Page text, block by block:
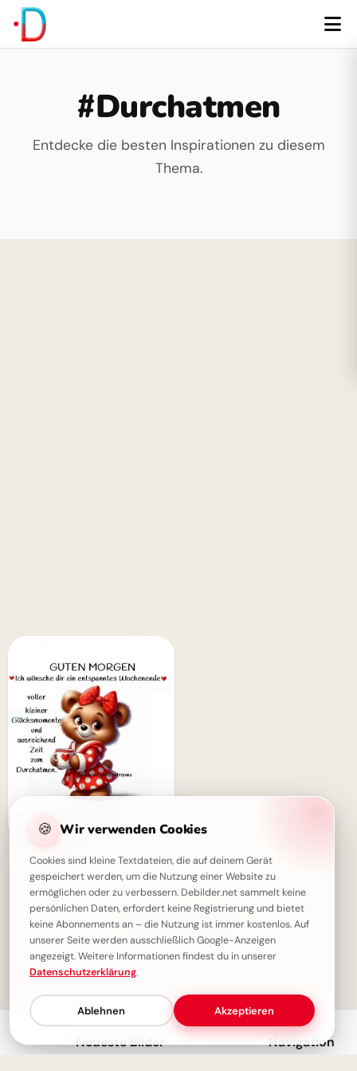
#Durchatmen
Entdecke die besten Inspirationen zu diesem
Thema.
Herzensgruß für kleine
✓ Du hast alles gesehen!
🍪 Wir verwenden Cookies
Cookies sind kleine Textdateien, die auf deinem Gerät
gespeichert werden, um die Nutzung einer Website zu
ermöglichen oder zu verbessern. Debilder.net sammelt keine
persönlichen Daten, erfordert keine Registrierung und bietet
keine Abonnements an – die Nutzung ist immer kostenlos. Auf
unserer Seite werden ausschließlich Google-Anzeigen
angezeigt. Weitere Informationen findest du in unserer
Datenschutzerklärung.
Ablehnen Akzeptieren
Neueste Bilder Navigation